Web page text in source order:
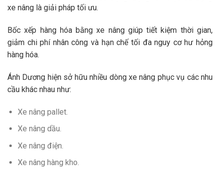
xe nâng là giải pháp tối ưu.
Bốc xếp hàng hóa bằng xe nâng giúp tiết kiệm thời gian,
giảm chi phí nhân công và hạn chế tối đa nguy cơ hư hỏng
hàng hóa.
Ánh Dương hiện sở hữu nhiều dòng xe nâng phục vụ các nhu
cầu khác nhau như:
Xe nâng pallet.
Xe nâng dầu.
Xe nâng điện.
Xe nâng hàng kho.